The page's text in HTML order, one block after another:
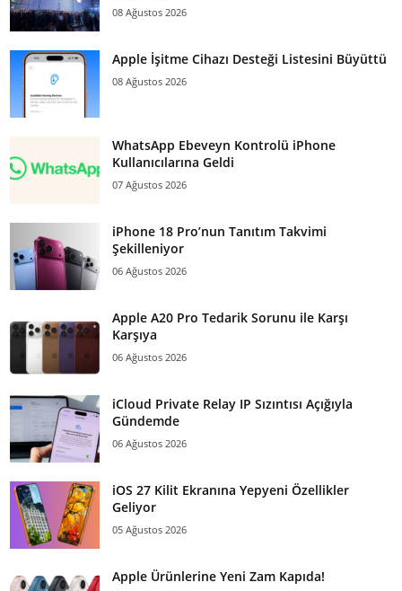
08 Ağustos 2026
Apple İşitme Cihazı Desteği Listesini Büyüttü
08 Ağustos 2026
WhatsApp Ebeveyn Kontrolü iPhone
Kullanıcılarına Geldi
07 Ağustos 2026
iPhone 18 Pro’nun Tanıtım Takvimi
Şekilleniyor
06 Ağustos 2026
Apple A20 Pro Tedarik Sorunu ile Karşı
Karşıya
06 Ağustos 2026
iCloud Private Relay IP Sızıntısı Açığıyla
Gündemde
06 Ağustos 2026
iOS 27 Kilit Ekranına Yepyeni Özellikler
Geliyor
05 Ağustos 2026
Apple Ürünlerine Yeni Zam Kapıda!